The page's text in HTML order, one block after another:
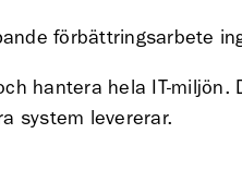
förbättringsarbete
hantera hela IT-miljön.
system levererar.